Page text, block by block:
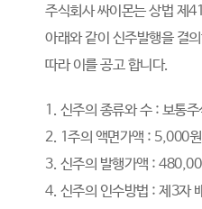
주식회사 싸이몬는 상법 제
아래와 같이 신주발행을 결
따라 이를 공고 합니다.
1. 신주의 종류와 수 : 보통
2. 1주의 액면가액 : 5,000원
3. 신주의 발행가액 :
4. 신주의 인수방법 : 제3자